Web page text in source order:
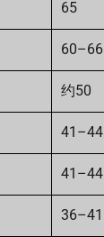
65
60–66
约50
41–44
41–44
36–41